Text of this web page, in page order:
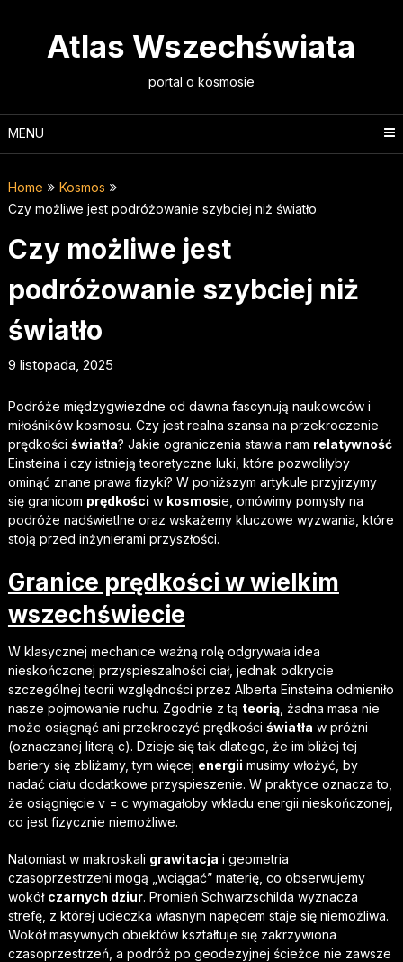
Atlas Wszechświata
portal o kosmosie
MENU
Home
Kosmos
Czy możliwe jest podróżowanie szybciej niż światło
Czy możliwe jest
podróżowanie szybciej niż
światło
9 listopada, 2025
Podróże międzygwiezdne od dawna fascynują naukowców i
miłośników kosmosu. Czy jest realna szansa na przekroczenie
prędkości światła? Jakie ograniczenia stawia nam relatywność
Einsteina i czy istnieją teoretyczne luki, które pozwoliłyby
ominąć znane prawa fizyki? W poniższym artykule przyjrzymy
się granicom prędkości w kosmosie, omówimy pomysły na
podróże nadświetlne oraz wskażemy kluczowe wyzwania, które
stoją przed inżynierami przyszłości.
Granice prędkości w wielkim
wszechświecie
W klasycznej mechanice ważną rolę odgrywała idea
nieskończonej przyspieszalności ciał, jednak odkrycie
szczególnej teorii względności przez Alberta Einsteina odmieniło
nasze pojmowanie ruchu. Zgodnie z tą teorią, żadna masa nie
może osiągnąć ani przekroczyć prędkości światła w próżni
(oznaczanej literą c). Dzieje się tak dlatego, że im bliżej tej
bariery się zbliżamy, tym więcej energii musimy włożyć, by
nadać ciału dodatkowe przyspieszenie. W praktyce oznacza to,
że osiągnięcie v = c wymagałoby wkładu energii nieskończonej,
co jest fizycznie niemożliwe.
Natomiast w makroskali grawitacja i geometria
czasoprzestrzeni mogą „wciągać” materię, co obserwujemy
wokół czarnych dziur. Promień Schwarzschilda wyznacza
strefę, z której ucieczka własnym napędem staje się niemożliwa.
Wokół masywnych obiektów kształtuje się zakrzywiona
czasoprzestrzeń, a podróż po geodezyjnej ścieżce nie zawsze